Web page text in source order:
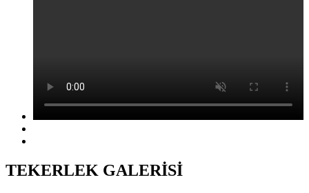
TEKERLEK GALERİSİ